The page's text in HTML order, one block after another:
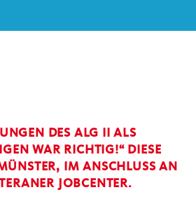
DES ALG II ALS
WAR RICHTIG!“ DIESE
IM ANSCHLUSS AN
JOBCENTER.